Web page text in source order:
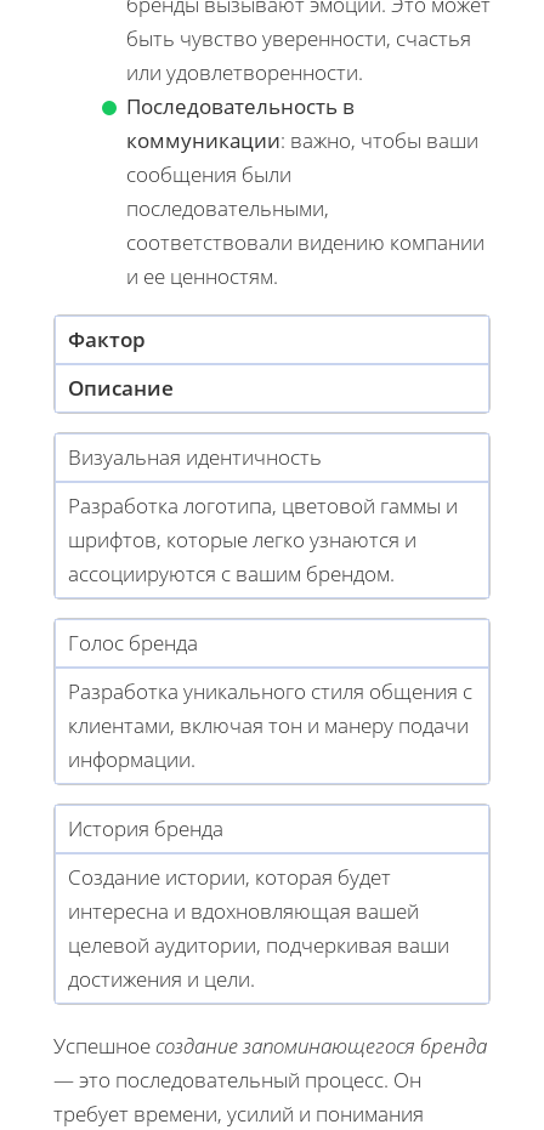
быть чувство уверенности, счастья
или удовлетворенности.
Последовательность в
коммуникации: важно, чтобы ваши
сообщения были
последовательными,
соответствовали видению компании
и ее ценностям.
Фактор
Описание
Визуальная идентичность
Разработка логотипа, цветовой гаммы и
шрифтов, которые легко узнаются и
ассоциируются с вашим брендом.
Голос бренда
Разработка уникального стиля общения с
клиентами, включая тон и манеру подачи
информации.
История бренда
Создание истории, которая будет
интересна и вдохновляющая вашей
целевой аудитории, подчеркивая ваши
достижения и цели.
Успешноесоздание запоминающегося бренда
— это последовательный процесс. Он
требует времени, усилий и понимания